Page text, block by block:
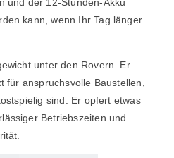
und der 12-Stunden-Akku
kann, wenn Ihr Tag länger
unter den Rovern. Er
für anspruchsvolle Baustellen,
sind. Er opfert etwas
Betriebszeiten und